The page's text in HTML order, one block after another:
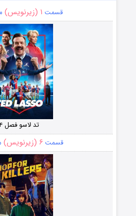
قسمت ۱ (زیرنویس)
تد لاسو فصل ۴
قسمت ۶ (زیرنویس)